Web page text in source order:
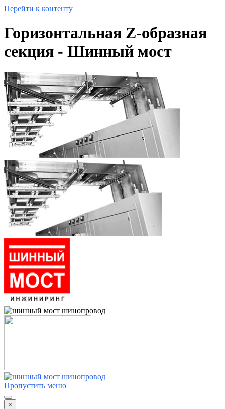
Перейти к контенту
Горизонтальная Z-образная
секция - Шинный мост
Пропустить меню
×